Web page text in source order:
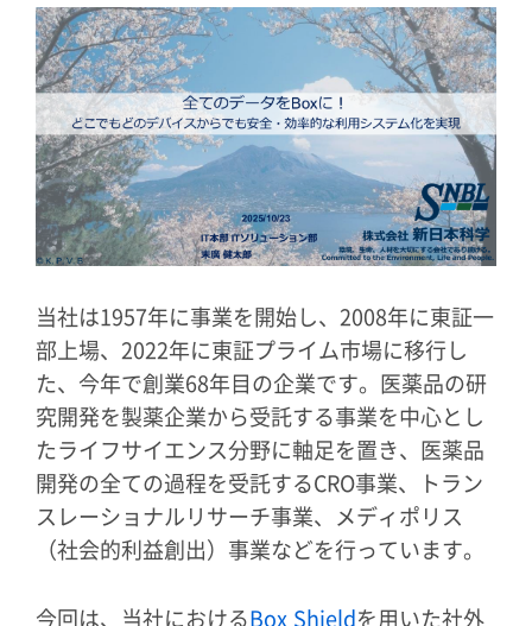
当社は1957年に事業を開始し、2008年に東証一
部上場、2022年に東証プライム市場に移行し
た、今年で創業68年目の企業です。医薬品の研
究開発を製薬企業から受託する事業を中心とし
たライフサイエンス分野に軸足を置き、医薬品
開発の全ての過程を受託するCRO事業、トラン
スレーショナルリサーチ事業、メディポリス
（社会的利益創出）事業などを行っています。
今回は、当社におけるBox Shieldを用いた社外